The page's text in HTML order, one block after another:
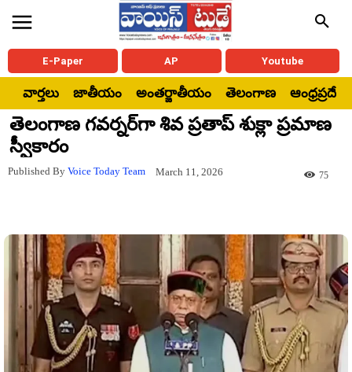
E-Paper AP Youtube
వార్తలు జాతీయం అంతర్జాతీయం తెలంగాణ ఆంధ్రప్రదేశ్
తెలంగాణ గవర్నర్‌గా శివ ప్రతాప్ శుక్లా ప్రమాణ
స్వీకారం
Published By Voice Today Team March 11, 2026 75